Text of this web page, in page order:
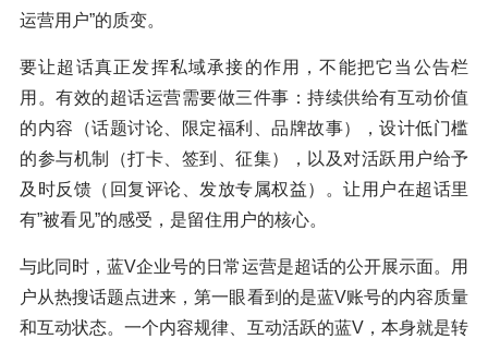
运营用户”的质变。
要让超话真正发挥私域承接的作用，不能把它当公告栏
用。有效的超话运营需要做三件事：持续供给有互动价值
的内容（话题讨论、限定福利、品牌故事），设计低门槛
的参与机制（打卡、签到、征集），以及对活跃用户给予
及时反馈（回复评论、发放专属权益）。让用户在超话里
有”被看见”的感受，是留住用户的核心。
与此同时，蓝V企业号的日常运营是超话的公开展示面。用
户从热搜话题点进来，第一眼看到的是蓝V账号的内容质量
和互动状态。一个内容规律、互动活跃的蓝V，本身就是转